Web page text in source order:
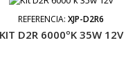
REFERENCIA:XJP-D2R6
KIT D2R 6000ºK 35W 12V